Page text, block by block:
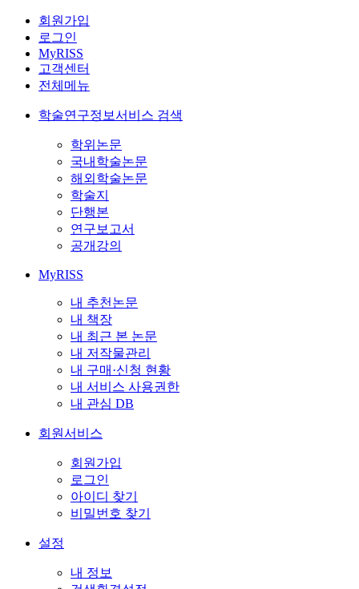
회원가입
로그인
MyRISS
고객센터
전체메뉴
학술연구정보서비스 검색
학위논문
국내학술논문
해외학술논문
학술지
단행본
연구보고서
공개강의
MyRISS
내 추천논문
내 책장
내 최근 본 논문
내 저작물관리
내 구매·신청 현황
내 서비스 사용권한
내 관심 DB
회원서비스
회원가입
로그인
아이디 찾기
비밀번호 찾기
설정
내 정보